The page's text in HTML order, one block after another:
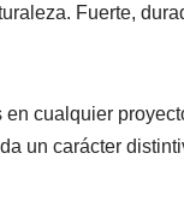
Fuerte,
cualquier
un carácter